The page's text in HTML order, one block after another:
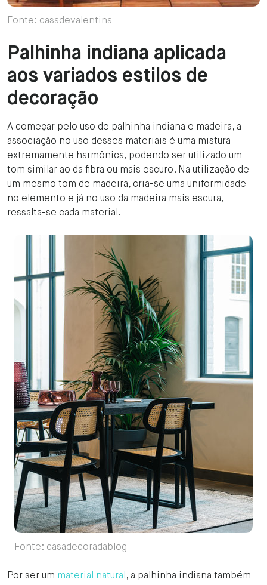
Fonte: casadevalentina
Palhinha indiana aplicada
aos variados estilos de
decoração
A começar pelo uso de palhinha indiana e madeira, a
associação no uso desses materiais é uma mistura
extremamente harmônica, podendo ser utilizado um
tom similar ao da fibra ou mais escuro. Na utilização de
um mesmo tom de madeira, cria-se uma uniformidade
no elemento e já no uso da madeira mais escura,
ressalta-se cada material.
Fonte: casadecoradablog
Por ser um material natural, a palhinha indiana também